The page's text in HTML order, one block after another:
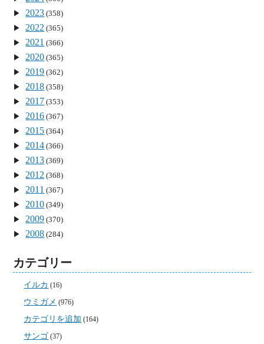
2023 (358)
2022 (365)
2021 (366)
2020 (365)
2019 (362)
2018 (358)
2017 (353)
2016 (367)
2015 (364)
2014 (366)
2013 (369)
2012 (368)
2011 (367)
2010 (349)
2009 (370)
2008 (284)
カテゴリー
イルカ (16)
ウミガメ (976)
カテゴリを追加 (164)
サンゴ (37)